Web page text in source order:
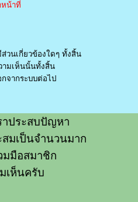
หน้าที่
วนเกี่ยวข้องใดๆ ทั้งสิ้น
ามเห็นนั้นทั้งสิ้น
จากระบบต่อไป
าประสบปัญหา
มเป็นจำนวนมาก
มมือสมาชิก
เห็นครับ